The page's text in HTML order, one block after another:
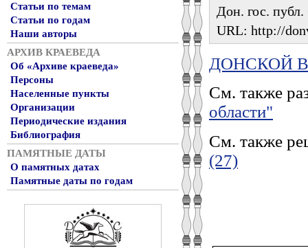
Статьи по темам
Статьи по годам
Наши авторы
АРХИВ КРАЕВЕДА
Об «Архиве краеведа»
Персоны
Населенные пункты
Организации
Периодические издания
Библиография
ПАМЯТНЫЕ ДАТЫ
О памятных датах
Памятные даты по годам
Дон. гос.
URL: http://
ДОНСКОЙ
См. также
области"
См. также
(27)